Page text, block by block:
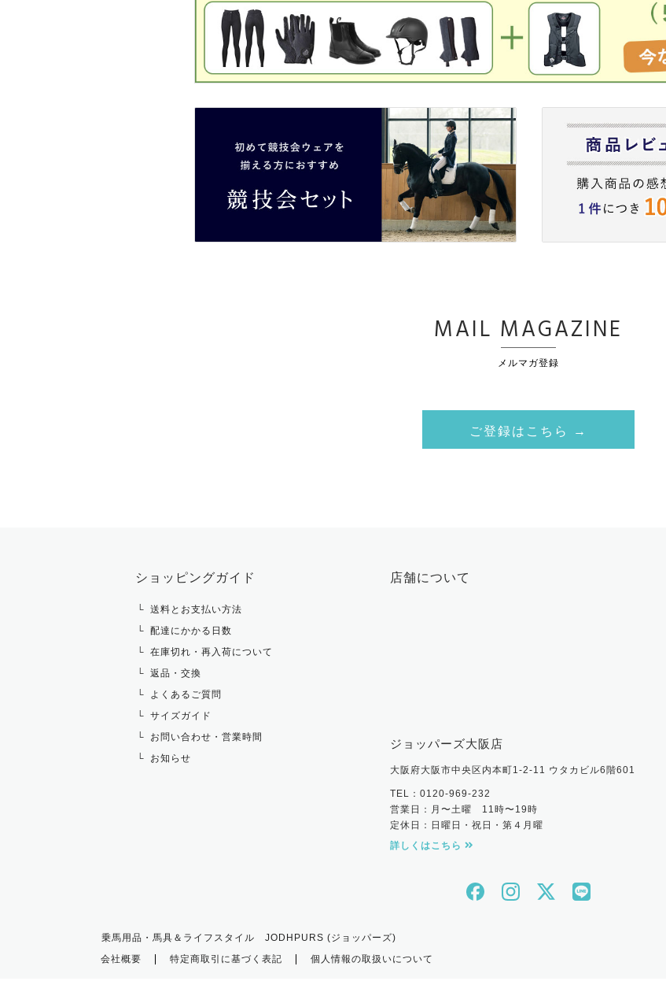
MAIL MAGAZINE
メルマガ登録
ご登録はこちら →
ショッピングガイド
送料とお支払い方法
配達にかかる日数
在庫切れ・再入荷について
返品・交換
よくあるご質問
サイズガイド
お問い合わせ・営業時間
お知らせ
店舗について
ジョッパーズ大阪店
大阪府大阪市中央区内本町1-2-11 ウタカビル6階601
TEL：0120-969-232
営業日：月〜土曜 11時〜19時
定休日：日曜日・祝日・第４月曜
詳しくはこちら
乗馬用品・馬具＆ライフスタイル JODHPURS (ジョッパーズ)
会社概要
特定商取引に基づく表記 個人情報の取扱いについて